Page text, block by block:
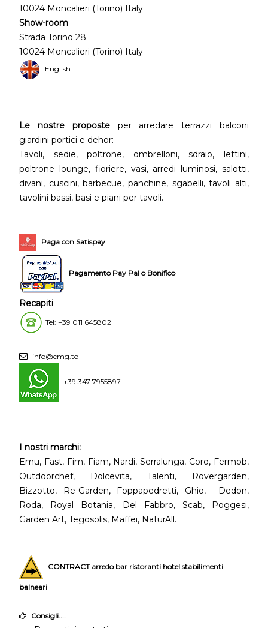
10024 Moncalieri (Torino) Italy
Show-room
Strada Torino 28
10024 Moncalieri (Torino) Italy
English
Le nostre proposteper arredare terrazzi balconi
giardini portici e dehor:
Tavoli, sedie, poltrone, ombrelloni, sdraio, lettini,
poltrone lounge, fioriere, vasi, arredi luminosi, salotti,
divani, cuscini, barbecue, panchine, sgabelli, tavoli alti,
tavolini bassi, basi e piani per tavoli.
Paga con Satispay
Pagamento Pay Pal o Bonifico
Recapiti
Tel: +39 011 645802
info@cmg.to
+39 347 7955897
I nostri marchi:
Emu, Fast, Fim, Fiam, Nardi, Serralunga, Coro, Fermob,
Outdoorchef, Dolcevita, Talenti, Rovergarden,
Bizzotto, Re-Garden, Foppapedretti, Ghio, Dedon,
Roda, Royal Botania, Del Fabbro, Scab, Poggesi,
Garden Art, Tegosolis, Maffei, NaturAll.
CONTRACT arredo bar ristoranti hotel stabilimenti
balneari
Consigli....